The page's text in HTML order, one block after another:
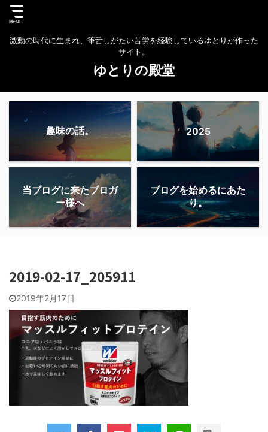
激動の時代に生まれ、筆舌しがたい苦労を経験しているゆとりが作った
サイト。
ゆとりの殿堂
趣味の話。 2025
当ブログに来たブロガ
ー様へ
ブログを始めるにあた
り。
2019-02-17_205911
2019年2月17日